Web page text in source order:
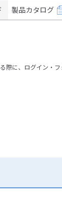
製品カタログ
際に、ログイン・フ